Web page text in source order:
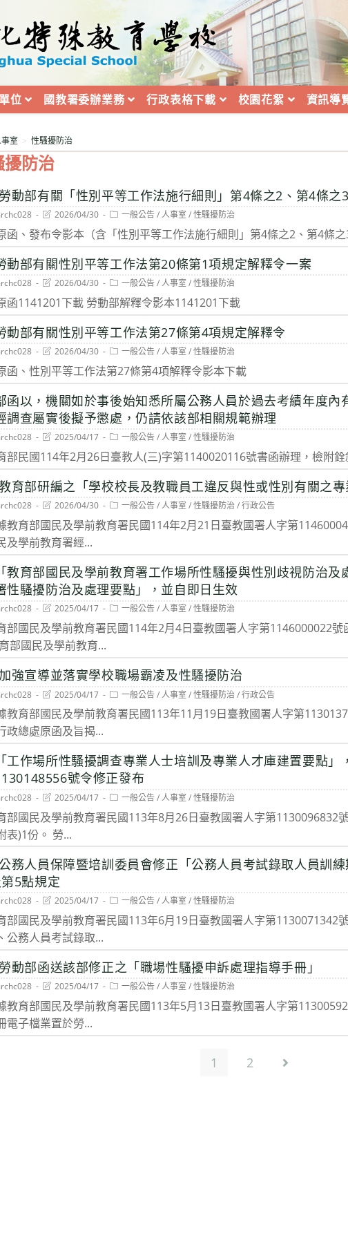
位 國教署委辦業務 行政表格下載 校園花絮 資訊導
擾防治
室 > 性騷擾防治
動部有關「性別平等工作法施行細則」第4條之2、第4條之
Post
modified:
2026/04/30
Post一般公告 / 人事室 / 性騷擾防治
函、發布令影本（含「性別平等工作法施行細則」第4條之2、第4條
動部有關性別平等工作法第20條第1項規定解釋令一案
Post
modified:
2026/04/30
Post一般公告 / 人事室 / 性騷擾防治
函1141201下載 勞動部解釋令影本1141201下載
動部有關性別平等工作法第27條第4項規定解釋令
Post
modified:
2026/04/30
Post一般公告 / 人事室 / 性騷擾防治
函、性別平等工作法第27條第4項解釋令影本下載
函以，機關如於事後始知悉所屬公務人員於過去考績年度
調查屬實後擬予懲處，仍請依該部相關規範辦理
Post
modified:
2025/04/17
Post一般公告 / 人事室 / 性騷擾防治
部民國114年2月26日臺教人(三)字第1140020116號書函辦理，檢附
育部研編之「學校校長及教職員工違反與性或性別有關之專
Post
modified:
2026/04/30
Post一般公告 / 人事室 / 性騷擾防治 / 行政公告
教育部國民及學前教育署民國114年2月21日臺教國署人字第
及學前教育署經...
教育部國民及學前教育署工作場所性騷擾與性別歧視防治及
性騷擾防治及處理要點」，並自即日生效
Post
modified:
2025/04/17
Post一般公告 / 人事室 / 性騷擾防治
部國民及學前教育署民國114年2月4日臺教國署人字第1146000022
部國民及學前教育...
強宣導並落實學校職場霸凌及性騷擾防治
Post
modified:
2025/04/17
Post一般公告 / 人事室 / 性騷擾防治 / 行政公告
教育部國民及學前教育署民國113年11月19日臺教國署人字第
政總處原函及旨揭...
工作場所性騷擾調查專業人士培訓及專業人才庫建置要點
號令修正發布
Post
modified:
2025/04/17
Post一般公告 / 人事室 / 性騷擾防治
部國民及學前教育署民國113年8月26日臺教國署人字第1130096832
表)1份。 勞...
務人員保障暨培訓委員會修正「公務人員考試錄取人員訓
5點規定
Post
modified:
2025/04/17
Post一般公告 / 人事室 / 性騷擾防治
部國民及學前教育署民國113年6月19日臺教國署人字第1130071342
公務人員考試錄取...
動部函送該部修正之「職場性騷擾申訴處理指導手冊」
Post
modified:
2025/04/17
Post一般公告 / 人事室 / 性騷擾防治
教育部國民及學前教育署民國113年5月13日臺教國署人字第
電子檔業置於勞...
1 2 Go to the